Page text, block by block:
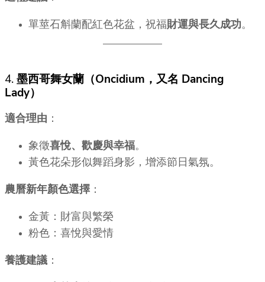
單莖石斛蘭配紅色花盆，祝福財運與長久成功 。
4.墨西哥舞女蘭（Oncidium，又名 Dancing
Lady）
適合理由 ：
象徵喜悅、歡慶與幸福。
黃色花朵形似舞蹈身影，增添節日氣氛。
農曆新年顏色選擇 ：
金黃：財富與繁榮
粉色：喜悅與愛情
養護建議 ：